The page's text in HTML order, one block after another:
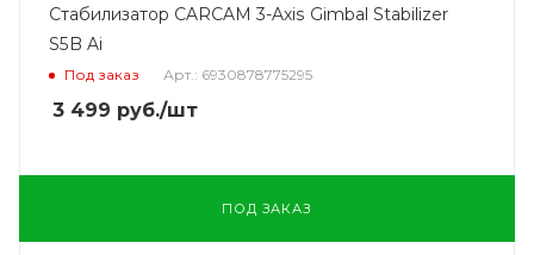
Стабилизатор CARCAM 3-Axis Gimbal Stabilizer
S5B Ai
Под заказ Арт.: 6930878775295
3 499 руб./шт
ПОД ЗАКАЗ